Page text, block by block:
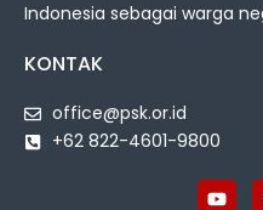
Indonesia sebagai warga
KONTAK
office@psk.or.id
+62 822-4601-9800